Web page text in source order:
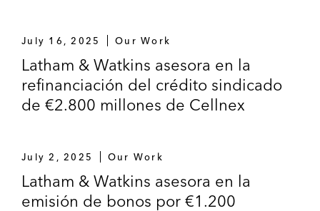
July 16, 2025 Our Work
Latham & Watkins asesora en la
refinanciación del crédito sindicado
de €2.800 millones de Cellnex
July 2, 2025 Our Work
Latham & Watkins asesora en la
emisión de bonos por €1.200